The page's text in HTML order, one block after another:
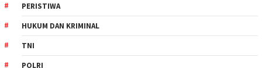
PERISTIWA
HUKUM DAN KRIMINAL
TNI
POLRI